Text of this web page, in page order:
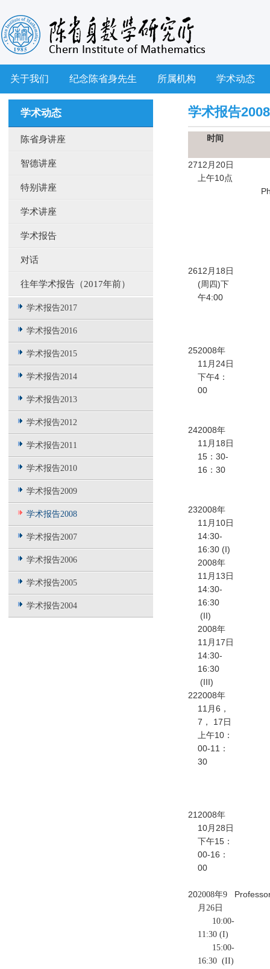
关于我们 纪念陈省身先生 所属机构 学术动态
学术动态
陈省身讲座
智德讲座
特别讲座
学术讲座
学术报告
对话
往年学术报告（2017年前）
学术报告2017
学术报告2016
学术报告2015
学术报告2014
学术报告2013
学术报告2012
学术报告2011
学术报告2010
学术报告2009
学术报告2008
学术报告2007
学术报告2006
学术报告2005
学术报告2004
学术报告2008
时间
2712月20日
上午10点
2612月18日
(周四)下
午4:00
252008年
11月24日
下午4：
00
242008年
11月18日
15：30-
16：30
232008年
11月10日
14:30-
16:30 (I)
2008年
11月13日
14:30-
16:30
(II)
2008年
11月17日
14:30-
16:30
(III)
222008年
11月6，
7， 17日
上午10：
00-11：
30
21 2008年
10月28日
下午15：
00-16：
00
202008年9
月26日
10:00-
11:30 (I)
15:00-
16:30 (II)